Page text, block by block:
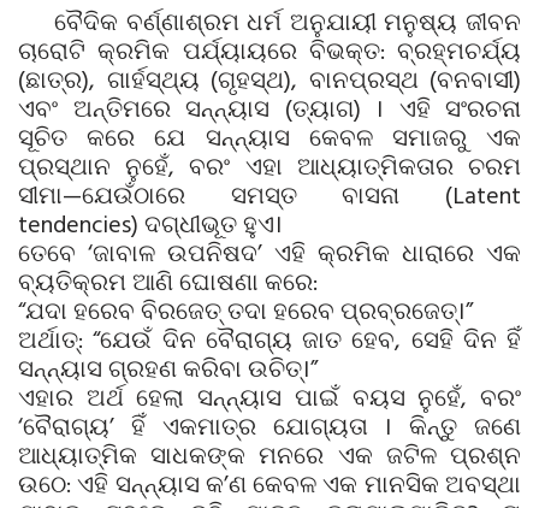
ବୈଦିକ ବର୍ଣ୍ଣାଶ୍ରମ ଧର୍ମ ଅନୁଯାୟୀ ମନୁଷ୍ୟ ଜୀବନ
ଚାରୋଟି କ୍ରମିକ ପର୍ଯ୍ୟାୟରେ ବିଭକ୍ତ: ବ୍ରହ୍ମଚର୍ଯ୍ୟ
(ଛାତ୍ର), ଗାର୍ହସ୍ଥ୍ୟ (ଗୃହସ୍ଥ), ବାନପ୍ରସ୍ଥ (ବନବାସୀ)
ଏବଂ ଅନ୍ତିମରେ ସନ୍ନ୍ୟାସ (ତ୍ୟାଗ) । ଏହି ସଂରଚନା
ସୂଚିତ କରେ ଯେ ସନ୍ନ୍ୟାସ କେବଳ ସମାଜରୁ ଏକ
ପ୍ରସ୍ଥାନ ନୁହେଁ, ବରଂ ଏହା ଆଧ୍ୟାତ୍ମିକତାର ଚରମ
ସୀମା—ଯେଉଁଠାରେ ସମସ୍ତ ବାସନା (Latent
tendencies) ଦଗ୍ଧୀଭୂତ ହୁଏ।
ତେବେ ‘ଜାବାଳ ଉପନିଷଦ’ ଏହି କ୍ରମିକ ଧାରାରେ ଏକ
ବ୍ୟତିକ୍ରମ ଆଣି ଘୋଷଣା କରେ:
“ଯଦା ହରେବ ବିରଜେତ୍ ତଦା ହରେବ ପ୍ରବ୍ରଜେତ୍।”
ଅର୍ଥାତ୍: “ଯେଉଁ ଦିନ ବୈରାଗ୍ୟ ଜାତ ହେବ, ସେହି ଦିନ ହିଁ
ସନ୍ନ୍ୟାସ ଗ୍ରହଣ କରିବା ଉଚିତ୍।”
ଏହାର ଅର୍ଥ ହେଲା ସନ୍ନ୍ୟାସ ପାଇଁ ବୟସ ନୁହେଁ, ବରଂ
‘ବୈରାଗ୍ୟ’ ହିଁ ଏକମାତ୍ର ଯୋଗ୍ୟତା । କିନ୍ତୁ ଜଣେ
ଆଧ୍ୟାତ୍ମିକ ସାଧକଙ୍କ ମନରେ ଏକ ଜଟିଳ ପ୍ରଶ୍ନ
ଉଠେ: ଏହି ସନ୍ନ୍ୟାସ କ’ଣ କେବଳ ଏକ ମାନସିକ ଅବସ୍ଥା